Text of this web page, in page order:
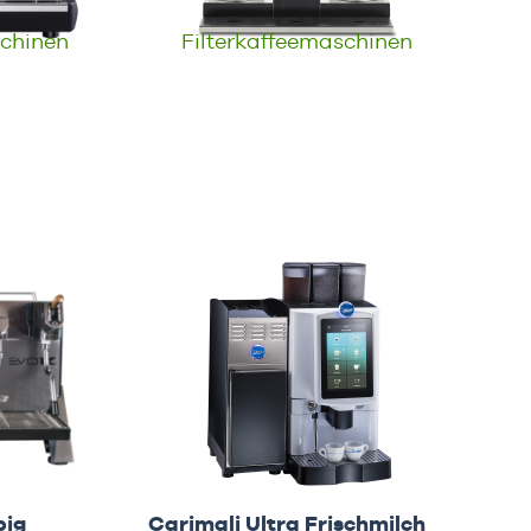
Filterkaffeemaschinen
Carimali Ultra Frischmilch